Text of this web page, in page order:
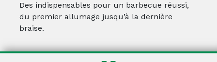
Des indispensables pour un barbecue réussi,
du premier allumage jusqu’à la dernière
braise.